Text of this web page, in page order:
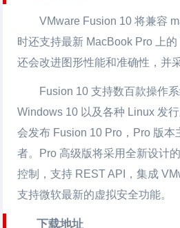
VMware Fusion 10 将兼容
时还支持最新 MacBook Pro 上
还会改进图形性能和准确性，并
Fusion 10 支持数百款操作
Windows 10 以及各种 Linux 发
会发布 Fusion 10 Pro，Pro 版本
者。Pro 高级版将采用全新设计
控制，支持 REST API，集成
支持微软最新的虚拟安全功能。
下载地址